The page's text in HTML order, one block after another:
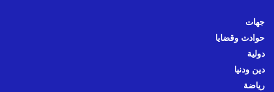
جهات
حوادث وقضايا
دولية
دين ودنيا
رياضة